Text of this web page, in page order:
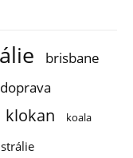
brisbane
doprava
klokan koala